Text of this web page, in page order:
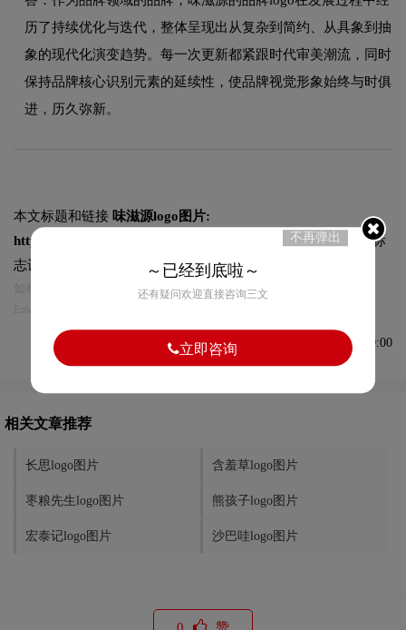
历了持续优化与迭代，整体呈现出从复杂到简约、从具象到抽
象的现代化演变趋势。每一次更新都紧跟时代审美潮流，同时
保持品牌核心识别元素的延续性，使品牌视觉形象始终与时俱
进，历久弥新。
本文标题和链接 味滋源logo图片:
https://logo9.net/works/12753.html
转载时请注明出处为诗宸标
志设计及本链接!
如有内容侵犯您的合法权益，请及时与我们联系
发布于2024-07-08 10:30:00
相关文章推荐
长思logo图片 含羞草logo图片
枣粮先生logo图片 熊孩子logo图片
宏泰记logo图片 沙巴哇logo图片
不再弹出
～已经到底啦～
还有疑问欢迎直接咨询三文
立即咨询